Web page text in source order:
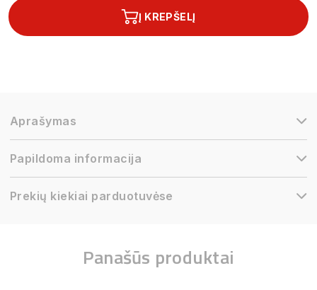
Į KREPŠELĮ
Aprašymas
Papildoma informacija
Prekių kiekiai parduotuvėse
Panašūs produktai